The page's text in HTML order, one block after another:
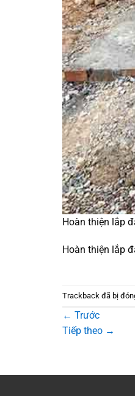
Hoàn thiện lắp
Hoàn thiện lắp
Trackback đã bị
← Trước
Tiếp theo →